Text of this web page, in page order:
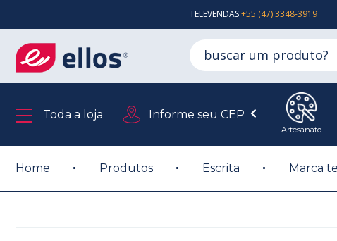
TELEVENDAS+55 (47) 3348-3919
Toda a loja Informe seu CEP
Artesanato
Home Produtos Escrita Marca